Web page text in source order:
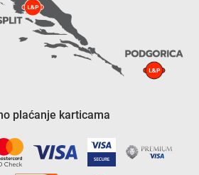
plaćanje karticama